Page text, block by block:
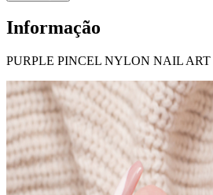
Informação
PURPLE PINCEL NYLON NAIL ART